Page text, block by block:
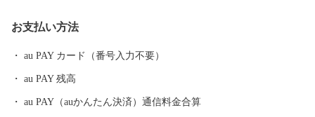
お支払い方法
au PAY カード（番号入力不要）
au PAY 残高
au PAY（auかんたん決済）通信料金合算